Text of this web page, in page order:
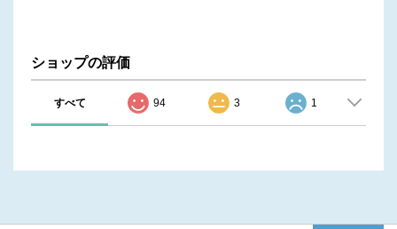
ショップの評価
すべて 94 3 1